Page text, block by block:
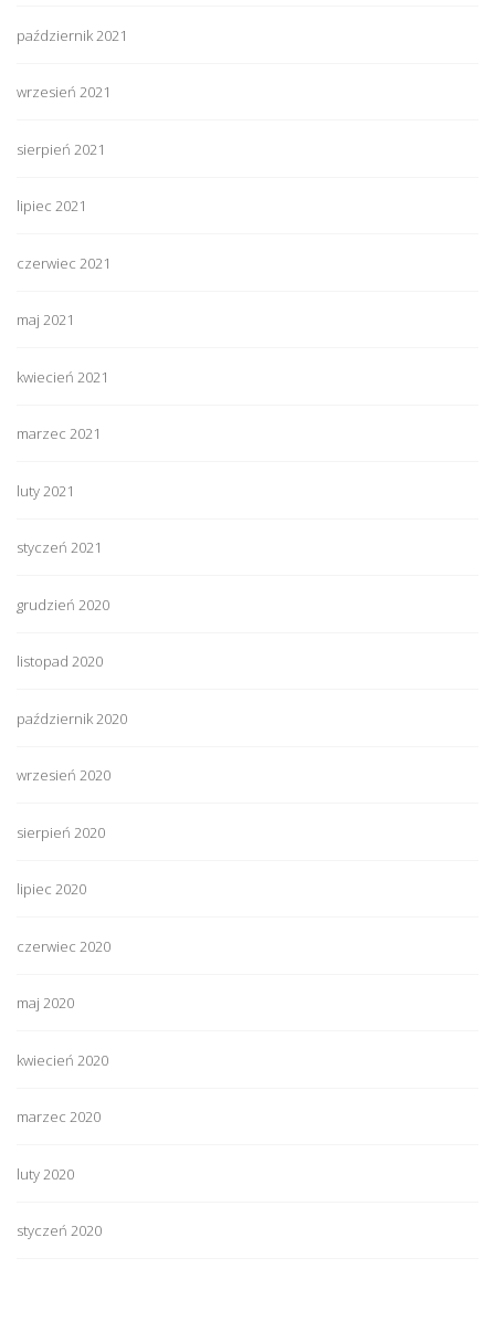
październik 2021
wrzesień 2021
sierpień 2021
lipiec 2021
czerwiec 2021
maj 2021
kwiecień 2021
marzec 2021
luty 2021
styczeń 2021
grudzień 2020
listopad 2020
październik 2020
wrzesień 2020
sierpień 2020
lipiec 2020
czerwiec 2020
maj 2020
kwiecień 2020
marzec 2020
luty 2020
styczeń 2020